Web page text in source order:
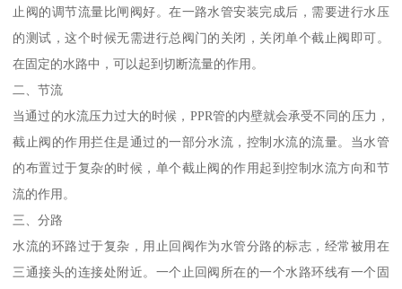
止阀的调节流量比闸阀好。在一路水管安装完成后，需要进行水压
的测试，这个时候无需进行总阀门的关闭，关闭单个截止阀即可。
在固定的水路中，可以起到切断流量的作用。
二、节流
当通过的水流压力过大的时候，PPR管的内壁就会承受不同的压力，
截止阀的作用拦住是通过的一部分水流，控制水流的流量。当水管
的布置过于复杂的时候，单个截止阀的作用起到控制水流方向和节
流的作用。
三、分路
水流的环路过于复杂，用止回阀作为水管分路的标志，经常被用在
三通接头的连接处附近。一个止回阀所在的一个水路环线有一个固